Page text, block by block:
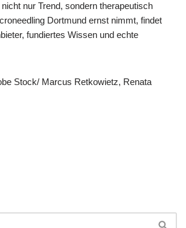
nur Trend, sondern therapeutisch
Dortmund ernst nimmt, findet
fundiertes Wissen und echte
Stock/ Marcus Retkowietz, Renata